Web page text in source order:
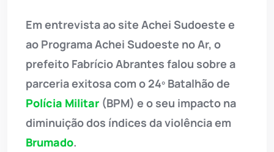
Em entrevista ao site Achei Sudoeste e
ao Programa Achei Sudoeste no Ar, o
prefeito Fabrício Abrantes falou sobre a
parceria exitosa com o 24º Batalhão de
Polícia Militar (BPM) e o seu impacto na
diminuição dos índices da violência em
Brumado.